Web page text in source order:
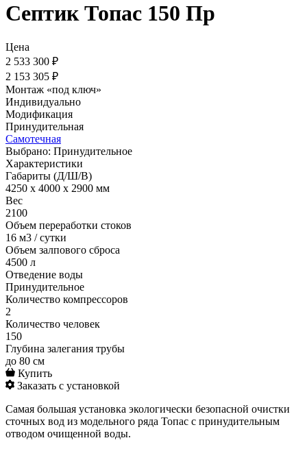
Септик Топас 150 Пр
Цена
2 533 300 ₽
2 153 305 ₽
Монтаж «под ключ»
Индивидуально
Модификация
Принудительная
Самотечная
Выбрано: Принудительное
Характеристики
Габариты (Д/Ш/В)
4250 x 4000 x 2900 мм
Вес
2100
Объем переработки стоков
16 м3 / сутки
Объем залпового сброса
4500 л
Отведение воды
Принудительное
Количество компрессоров
2
Количество человек
150
Глубина залегания трубы
до 80 см
Купить
Заказать с установкой
Самая большая установка экологически безопасной очистки
сточных вод из модельного ряда Топас с принудительным
отводом очищенной воды.